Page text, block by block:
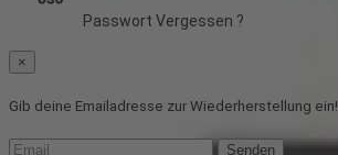
Passwort Vergessen ?
×
Gib deine Emailadresse zur Wiederherstellung ein!
Senden